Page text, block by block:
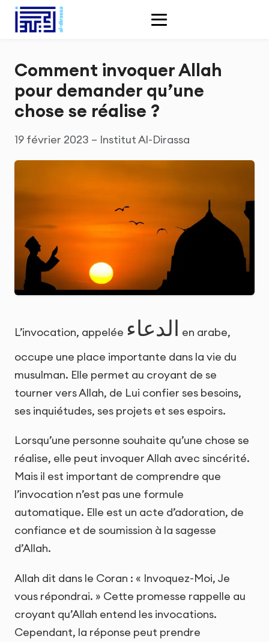
Comment invoquer Allah
pour demander qu’une
chose se réalise ?
19 février 2023 – Institut Al-Dirassa
L’invocation, appelée الدعاء
en arabe,
occupe une place importante dans la vie du
musulman. Elle permet au croyant de se
tourner vers Allah, de Lui confier ses besoins,
ses inquiétudes, ses projets et ses espoirs.
Lorsqu’une personne souhaite qu’une chose se
réalise, elle peut invoquer Allah avec sincérité.
Mais il est important de comprendre que
l’invocation n’est pas une formule
automatique. Elle est un acte d’adoration, de
confiance et de soumission à la sagesse
d’Allah.
Allah dit dans le Coran : « Invoquez-Moi, Je
vous répondrai. » Cette promesse rappelle au
croyant qu’Allah entend les invocations.
Cependant, la réponse peut prendre